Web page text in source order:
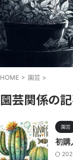
HOME > 園芸 >
園芸関係の
園芸
初購